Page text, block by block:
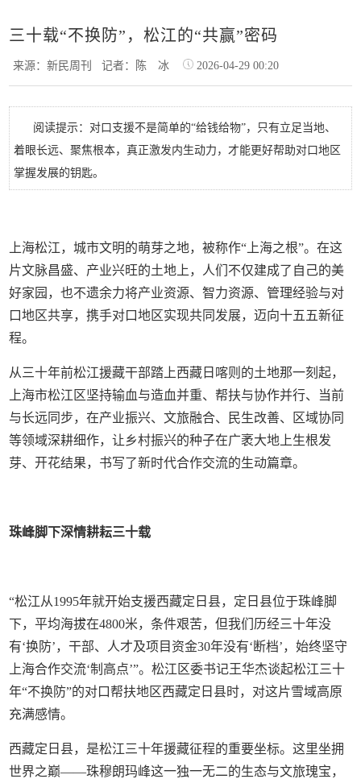
三十载“不换防”，松江的“共赢”密码
来源：新民周刊记者：陈 冰 2026-04-29 00:20
阅读提示：对口支援不是简单的“给钱给物”，只有立足当地、
着眼长远、聚焦根本，真正激发内生动力，才能更好帮助对口地区
掌握发展的钥匙。
上海松江，城市文明的萌芽之地，被称作“上海之根”。在这
片文脉昌盛、产业兴旺的土地上，人们不仅建成了自己的美
好家园，也不遗余力将产业资源、智力资源、管理经验与对
口地区共享，携手对口地区实现共同发展，迈向十五五新征
程。
从三十年前松江援藏干部踏上西藏日喀则的土地那一刻起，
上海市松江区坚持输血与造血并重、帮扶与协作并行、当前
与长远同步，在产业振兴、文旅融合、民生改善、区域协同
等领域深耕细作，让乡村振兴的种子在广袤大地上生根发
芽、开花结果，书写了新时代合作交流的生动篇章。
珠峰脚下深情耕耘三十载
“松江从1995年就开始支援西藏定日县，定日县位于珠峰脚
下，平均海拔在4800米，条件艰苦，但我们历经三十年没
有‘换防’，干部、人才及项目资金30年没有‘断档’，始终坚守
上海合作交流‘制高点’”。松江区委书记王华杰谈起松江三十
年“不换防”的对口帮扶地区西藏定日县时，对这片雪域高原
充满感情。
西藏定日县，是松江三十年援藏征程的重要坐标。这里坐拥
世界之巅——珠穆朗玛峰这一独一无二的生态与文旅瑰宝，